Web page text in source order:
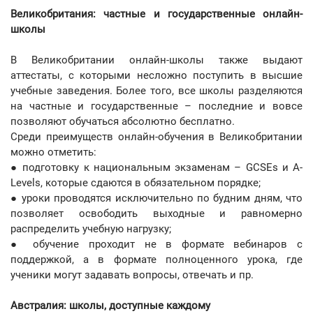
Великобритания: частные и государственные онлайн-
школы
В Великобритании онлайн-школы также выдают
аттестаты, с которыми несложно поступить в высшие
учебные заведения. Более того, все школы разделяются
на частные и государственные – последние и вовсе
позволяют обучаться абсолютно бесплатно.
Среди преимуществ онлайн-обучения в Великобритании
можно отметить:
● подготовку к национальным экзаменам – GCSEs и A-
Levels, которые сдаются в обязательном порядке;
● уроки проводятся исключительно по будним дням, что
позволяет освободить выходные и равномерно
распределить учебную нагрузку;
● обучение проходит не в формате вебинаров с
поддержкой, а в формате полноценного урока, где
ученики могут задавать вопросы, отвечать и пр.
Австралия: школы, доступные каждому